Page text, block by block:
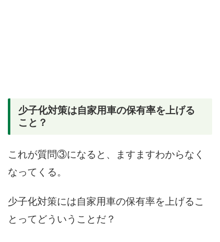
少子化対策は自家用車の保有率を上げる
こと？
これが質問③になると、ますますわからなく
なってくる。
少子化対策には自家用車の保有率を上げるこ
とってどういうことだ？